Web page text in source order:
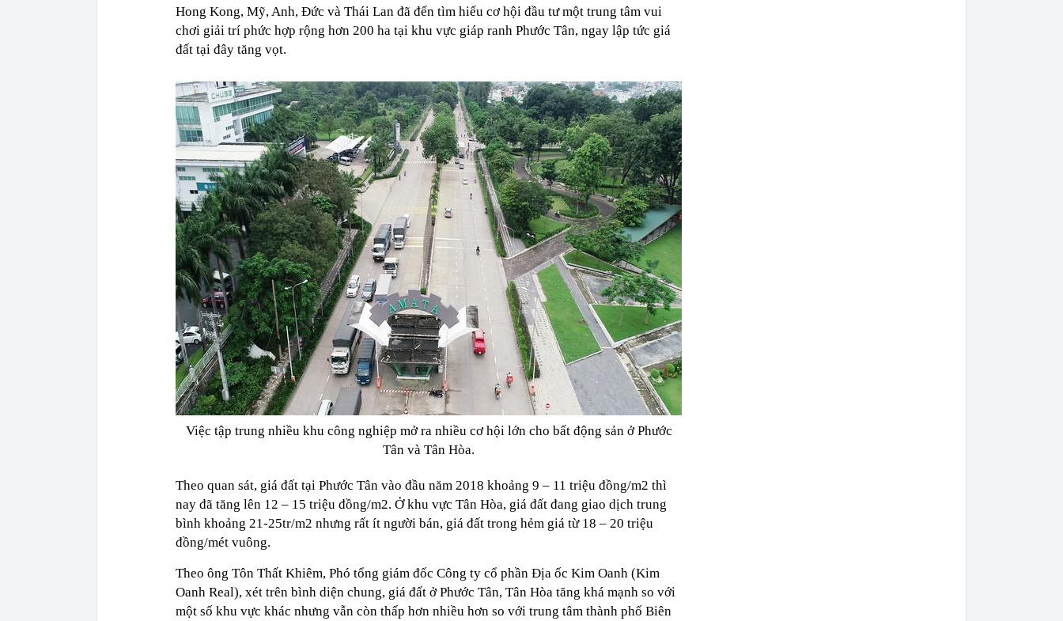
Hong Kong, Mỹ, Anh, Đức và Thái Lan đã đến tìm hiểu cơ hội đầu tư một trung tâm vui
chơi giải trí phức hợp rộng hơn 200 ha tại khu vực giáp ranh Phước Tân, ngay lập tức giá
đất tại đây tăng vọt.
Việc tập trung nhiều khu công nghiệp mở ra nhiều cơ hội lớn cho bất động sản ở Phước
Tân và Tân Hòa.
Theo quan sát, giá đất tại Phước Tân vào đầu năm 2018 khoảng 9 – 11 triệu đồng/m2 thì
nay đã tăng lên 12 – 15 triệu đồng/m2. Ở khu vực Tân Hòa, giá đất đang giao dịch trung
bình khoảng 21-25tr/m2 nhưng rất ít người bán, giá đất trong hẻm giá từ 18 – 20 triệu
đồng/mét vuông.
Theo ông Tôn Thất Khiêm, Phó tổng giám đốc Công ty cổ phần Địa ốc Kim Oanh (Kim
Oanh Real), xét trên bình diện chung, giá đất ở Phước Tân, Tân Hòa tăng khá mạnh so với
một số khu vực khác nhưng vẫn còn thấp hơn nhiều hơn so với trung tâm thành phố Biên